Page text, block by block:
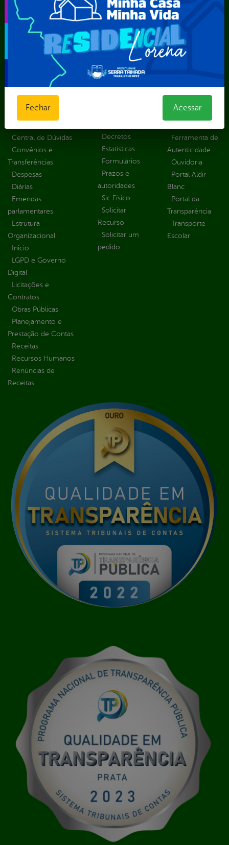
Secretaria Municipal de Serviços Públicos – SEMUSP
Superintendência de Trânsito e Transportes de Serra
Talhada-STTRANS
Transparência, Fiscalização e Controle
Transparência
Saúde
Central de Dúvidas
Convênios e
Transferências
Despesas
Diárias
Emendas
parlamentares
Estrutura
Organizacional
Inicio
LGPD e Governo
Digital
Licitações e
Contratos
Obras Públicas
Planejamento e
Prestação de Contas
Receitas
Recursos Humanos
Renúncias de
Receitas
E-sic
Como
Decretos
Estatísticas
Formulários
Prazos e
autoridades
Sic Físico
Solicitar
Recurso
Solicitar um
pedido
Outros
Serviços
Serviços
Ferramenta de
Autenticidade
Ouvidoria
Portal Aldir
Blanc
Portal da
Transparência
Transporte
Escolar
Fechar Acessar